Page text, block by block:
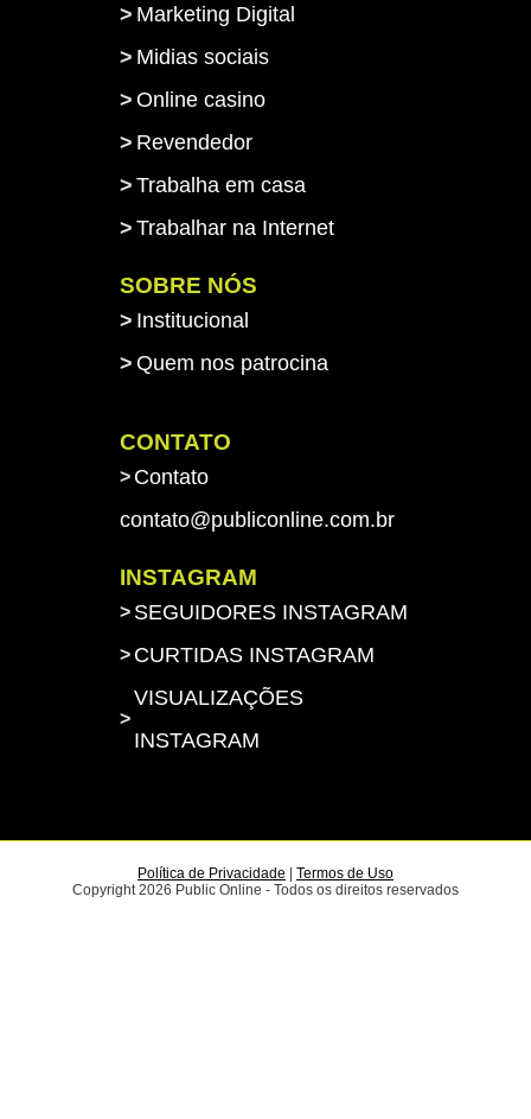
Marketing Digital
Midias sociais
Online casino
Revendedor
Trabalha em casa
Trabalhar na Internet
SOBRE NÓS
Institucional
Quem nos patrocina
CONTATO
Contato
contato@publiconline.com.br
INSTAGRAM
SEGUIDORES INSTAGRAM
CURTIDAS INSTAGRAM
VISUALIZAÇÕES
INSTAGRAM
Política de Privacidade
Termos de Uso
Copyright 2026 Public Online - Todos os direitos reservados